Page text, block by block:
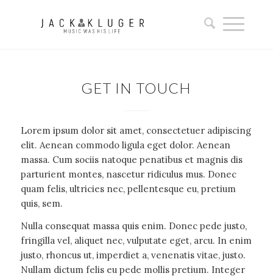
GET IN TOUCH
Lorem ipsum dolor sit amet, consectetuer adipiscing
elit. Aenean commodo ligula eget dolor. Aenean
massa. Cum sociis natoque penatibus et magnis dis
parturient montes, nascetur ridiculus mus. Donec
quam felis, ultricies nec, pellentesque eu, pretium
quis, sem.
Nulla consequat massa quis enim. Donec pede justo,
fringilla vel, aliquet nec, vulputate eget, arcu. In enim
justo, rhoncus ut, imperdiet a, venenatis vitae, justo.
Nullam dictum felis eu pede mollis pretium. Integer